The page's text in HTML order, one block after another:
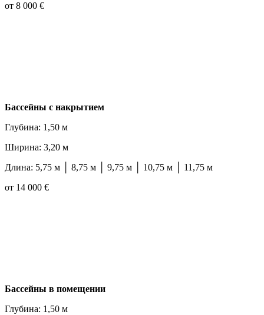
от 8 000 €
Бассейны с накрытием
Глубина: 1,50 м
Ширина: 3,20 м
Длина: 5,75 м │ 8,75 м │ 9,75 м │ 10,75 м │ 11,75 м
от 14 000 €
Бассейны в помещении
Глубина: 1,50 м